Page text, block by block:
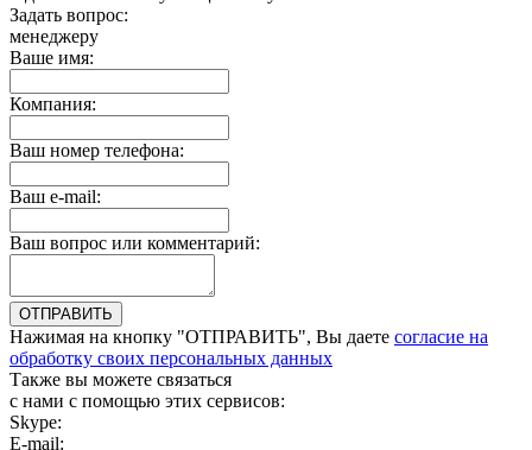
Задать вопрос:
менеджеру
Ваше имя:
Компания:
Ваш номер телефона:
Ваш e-mail:
Ваш вопрос или комментарий:
Нажимая на кнопку "ОТПРАВИТЬ", Вы даете согласие на
обработку своих персональных данных
Также вы можете связаться
с нами с помощью этих сервисов:
Skype:
E-mail: